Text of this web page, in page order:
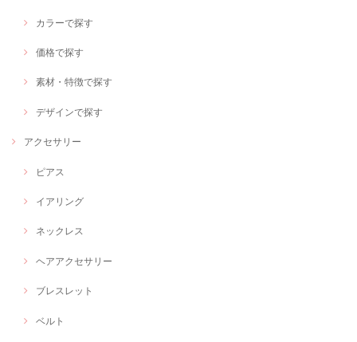
カラーで探す
価格で探す
素材・特徴で探す
デザインで探す
アクセサリー
ピアス
イアリング
ネックレス
ヘアアクセサリー
ブレスレット
ベルト